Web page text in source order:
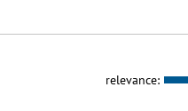
relevance: